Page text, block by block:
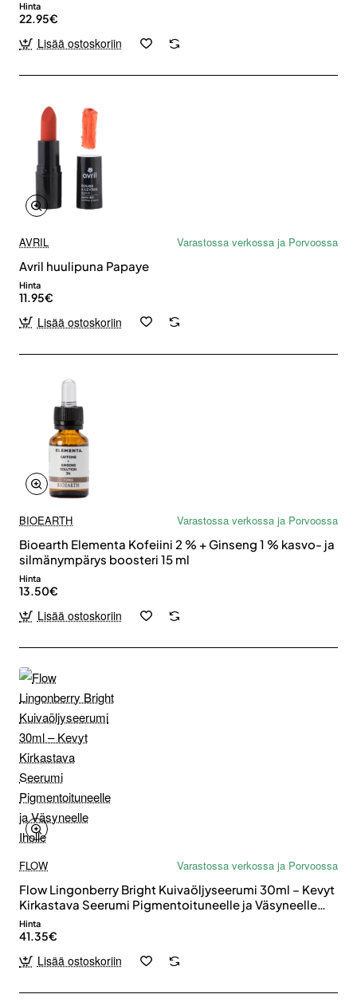
Hinta
22.95€
Lisää ostoskoriin
AVRIL
Varastossa verkossa ja Porvoossa
Avril huulipuna Papaye
Hinta
11.95€
Lisää ostoskoriin
BIOEARTH
Varastossa verkossa ja Porvoossa
Bioearth Elementa Kofeiini 2 % + Ginseng 1 % kasvo- ja
silmänympärys boosteri 15 ml
Hinta
13.50€
Lisää ostoskoriin
FLOW
Varastossa verkossa ja Porvoossa
Flow Lingonberry Bright Kuivaöljyseerumi 30ml – Kevyt
Kirkastava Seerumi Pigmentoituneelle ja Väsyneelle
Iholle
Hinta
41.35€
Lisää ostoskoriin